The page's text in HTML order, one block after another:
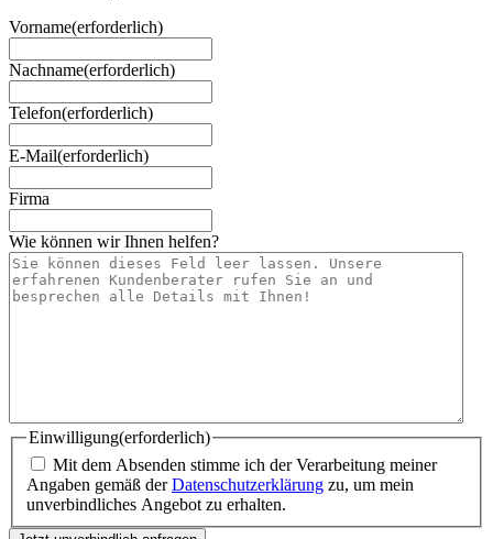
Vorname(erforderlich)
Nachname(erforderlich)
Telefon(erforderlich)
E-Mail(erforderlich)
Firma
Wie können wir Ihnen helfen?
Einwilligung(erforderlich)
Mit dem Absenden stimme ich der Verarbeitung meiner
Angaben gemäß derDatenschutzerklärung zu, um mein
unverbindliches Angebot zu erhalten.